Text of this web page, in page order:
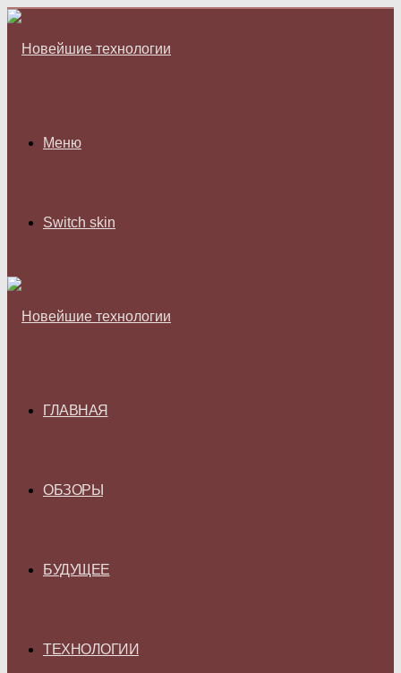
Меню
Switch skin
ГЛАВНАЯ
ОБЗОРЫ
БУДУЩЕЕ
ТЕХНОЛОГИИ